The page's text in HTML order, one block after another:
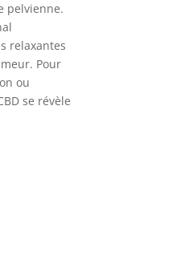
pelvienne.
relaxantes
Pour
ou
se révèle